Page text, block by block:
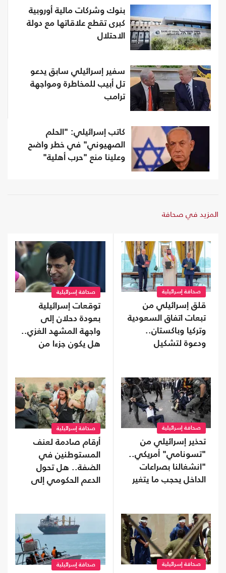
بنوك وشركات مالية أوروبية
كبرى تقطع علاقاتها مع دولة
الاحتلال
سفير إسرائيلي سابق يدعو
تل أبيب للمخاطرة ومواجهة
ترامب
كاتب إسرائيلي: "الحلم
الصهيوني" في خطر واضح
وعلينا منع "حرب أهلية"
المزيد في صحافة
صحافة إسرائيلية
قلق إسرائيلي من
تبعات اتفاق السعودية
وتركيا وباكستان..
ودعوة لتشكيل
صحافة إسرائيلية
توقعات إسرائيلية
بعودة دحلان إلى
واجهة المشهد الغزي..
هل يكون جزءا من
صحافة إسرائيلية
تحذير إسرائيلي من
"تسونامي" أمريكي..
"انشغالنا بصراعات
الداخل يحجب ما يتغير
صحافة إسرائيلية
أرقام صادمة لعنف
المستوطنين في
الضفة.. هل تحول
الدعم الحكومي إلى
صحافة إسرائيلية صحافة إسرائيلية